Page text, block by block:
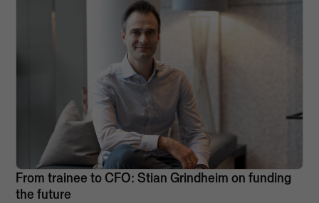
From trainee to CFO: Stian Grindheim on funding
the future